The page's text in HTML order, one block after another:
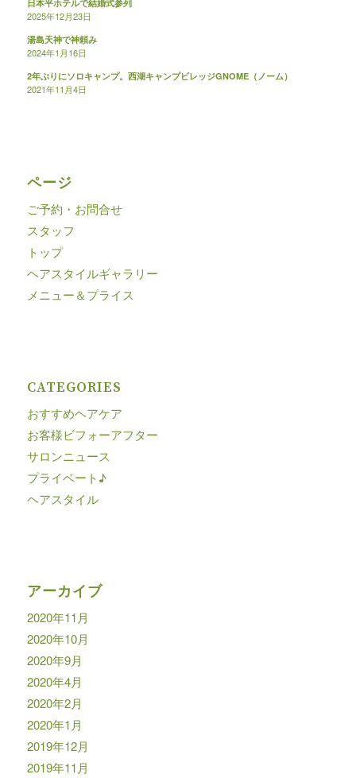
日本平ホテルで結婚式参列
2025年12月23日
湯島天神で神頼み
2024年1月16日
2年ぶりにソロキャンプ。西湖キャンプビレッジGNOME（ノーム）
2021年11月4日
ページ
ご予約・お問合せ
スタッフ
トップ
ヘアスタイルギャラリー
メニュー＆プライス
CATEGORIES
おすすめヘアケア
お客様ビフォーアフター
サロンニュース
プライベート♪
ヘアスタイル
アーカイブ
2020年11月
2020年10月
2020年9月
2020年4月
2020年2月
2020年1月
2019年12月
2019年11月